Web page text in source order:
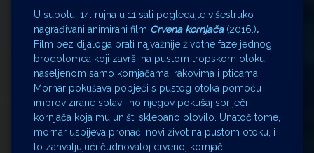
U subotu, 14. rujna u 11 sati pogledajte višestruko
nagrađivani animirani film Crvena kornjača (2016.).
Film bez dijaloga prati najvažnije životne faze jednog
brodolomca koji završi na pustom tropskom otoku
naseljenom samo kornjačama, rakovima i pticama.
Mornar pokušava pobjeći s pustog otoka pomoću
improvizirane splavi, no njegov pokušaj spriječi
kornjača koja mu uništi sklepano plovilo. Unatoč tome,
mornar uspijeva pronaći novi život na pustom otoku, i
to zahvaljujući čudnovatoj crvenoj kornjači.